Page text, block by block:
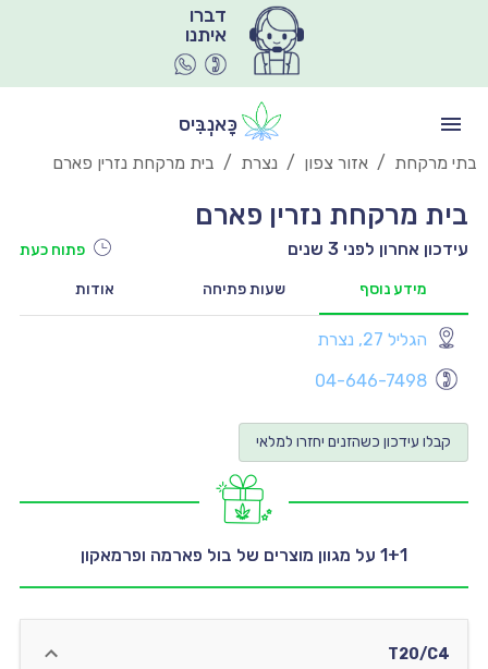
איתנו
כָּאנְבִּיס
בתי מרקחת / אזור צפון / נצרת / בית מרקחת נזרין פארם
בית מרקחת נזרין פארם
עידכון אחרון לפני 3 שנים פתוח כעת
מידע נוסף שעות פתיחה אודות
הגליל 27, נצרת
04-646-7498
קבלו עידכון כשהזנים יחזרו למלאי
1+1 על מגוון מוצרים של בול פארמה ופרמאקון
T20/C4